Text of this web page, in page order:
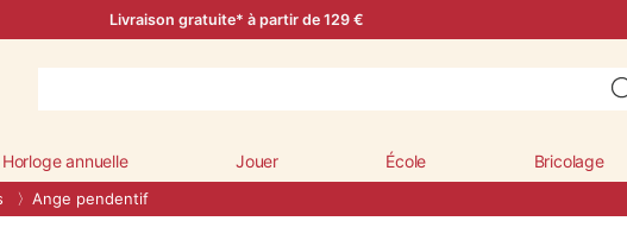
Livraison gratuite* à partir de 129 €
Horloge annuelle Jouer École Bricolage
Ange pendentif